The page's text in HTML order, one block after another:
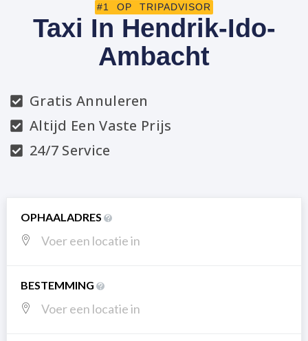
#1 OP TRIPADVISOR
Taxi In Hendrik-Ido-
Ambacht
Gratis Annuleren
Altijd Een Vaste Prijs
24/7 Service
OPHAALADRES
BESTEMMING